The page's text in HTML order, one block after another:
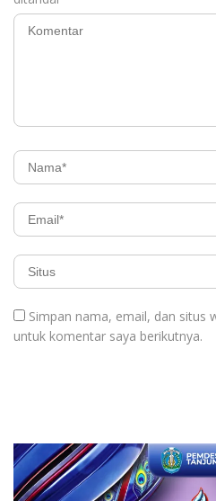
Simpan nama, email, dan situs
untuk komentar saya berikutnya.